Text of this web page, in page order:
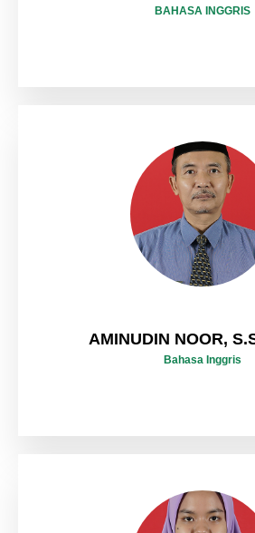
BAHASA INGGRIS
AMINUDIN NOOR,
Bahasa Inggris